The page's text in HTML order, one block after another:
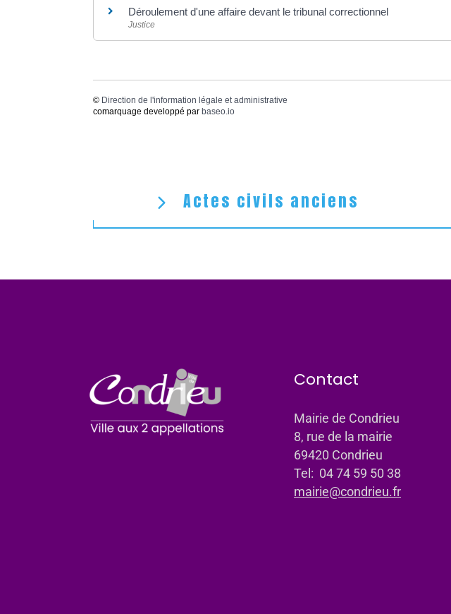
Déroulement d'une affaire devant le tribunal correctionnel
Justice
© Direction de l'information légale et administrative
comarquage developpé par baseo.io
Actes civils anciens
Contact
Mairie de Condrieu
8, rue de la mairie
69420 Condrieu
Tel: 04 74 59 50 38
mairie@condrieu.fr